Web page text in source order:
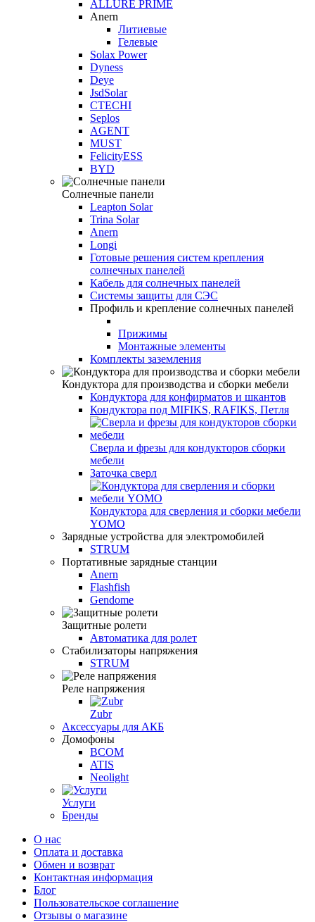
ALLURE PRIME
Anern
Литиевые
Гелевые
Solax Power
Dyness
Deye
JsdSolar
CTECHI
Seplos
AGENT
MUST
FelicityESS
BYD
Солнечные панели
Leapton Solar
Trina Solar
Anern
Longi
Готовые решения систем крепления
солнечных панелей
Кабель для солнечных панелей
Системы защиты для СЭС
Профиль и крепление солнечных панелей
Прижимы
Монтажные элементы
Комплекты заземления
Кондуктора для производства и сборки мебели
Кондуктора для конфирматов и шкантов
Кондуктора под MIFIKS, RAFIKS, Петля
Сверла и фрезы для кондукторов сборки
мебели
Заточка сверл
Кондуктора для сверления и сборки мебели
YOMO
Зарядные устройства для электромобилей
STRUM
Портативные зарядные станции
Anern
Flashfish
Gendome
Защитные ролети
Автоматика для ролет
Стабилизаторы напряжения
STRUM
Реле напряжения
Zubr
Аксессуары для АКБ
Домофоны
BCOM
ATIS
Neolight
Услуги
Бренды
О нас
Оплата и доставка
Обмен и возврат
Контактная информация
Блог
Пользовательское соглашение
Отзывы о магазине